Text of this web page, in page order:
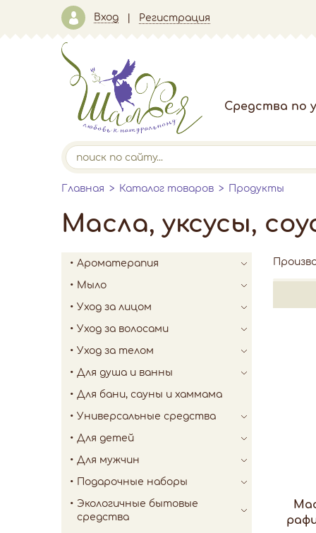
Вход Регистрация
Средства по
Главная Каталог товаров Продукты
Масла, уксусы,
Ароматерапия
Мыло
Уход за лицом
Уход за волосами
Уход за телом
Для душа и ванны
Для бани, сауны и хаммама
Универсальные средства
Для детей
Для мужчин
Подарочные наборы
Экологичные бытовые
средства